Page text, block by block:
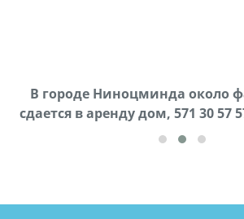
В городе Ниноцминда около
cдается в аренду дом, 571 30 57
Продается машина марки
57Whatsap/Viber